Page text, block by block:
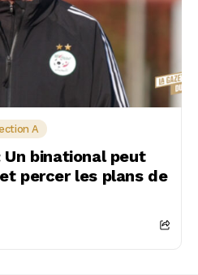
A
binational peut
percer les plans de